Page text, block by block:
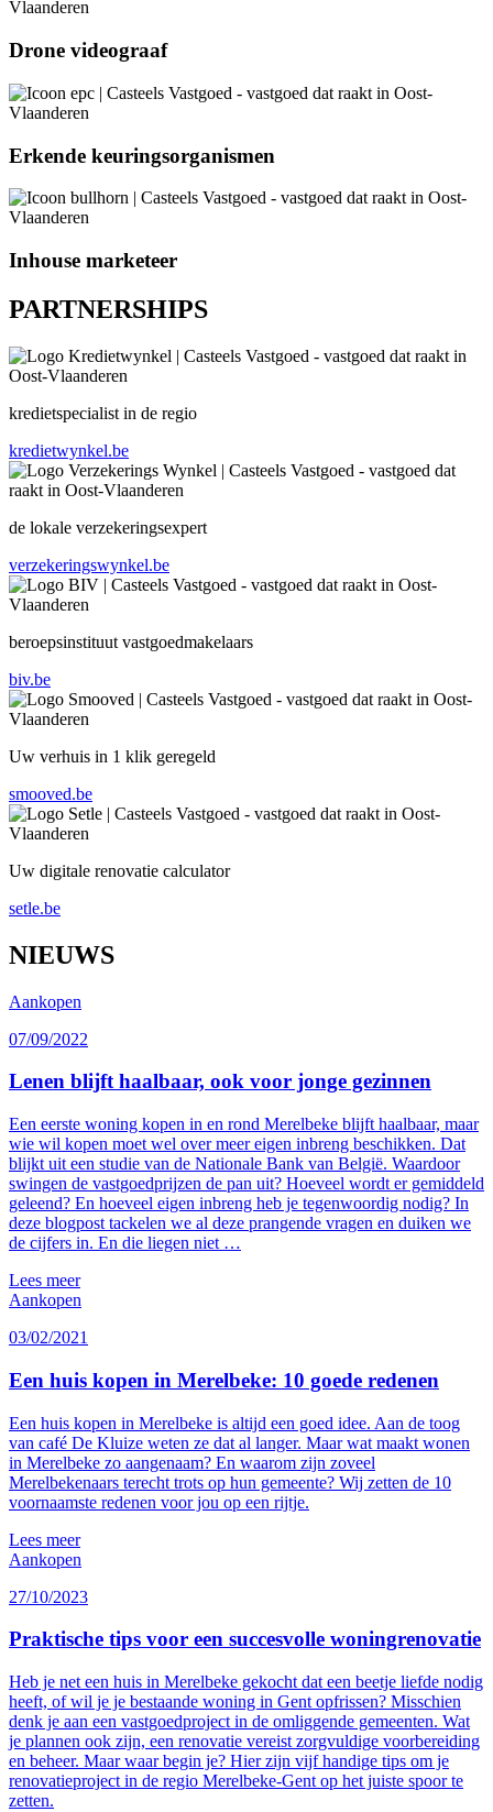
Drone videograaf
Erkende keuringsorganismen
Inhouse marketeer
PARTNERSHIPS
kredietspecialist in de regio
kredietwynkel.be
de lokale verzekeringsexpert
verzekeringswynkel.be
beroepsinstituut vastgoedmakelaars
biv.be
Uw verhuis in 1 klik geregeld
smooved.be
Uw digitale renovatie calculator
setle.be
NIEUWS
Aankopen
07/09/2022
Lenen blijft haalbaar, ook voor jonge gezinnen
Een eerste woning kopen in en rond Merelbeke blijft haalbaar, maar
wie wil kopen moet wel over meer eigen inbreng beschikken. Dat
blijkt uit een studie van de Nationale Bank van België. Waardoor
swingen de vastgoedprijzen de pan uit? Hoeveel wordt er gemiddeld
geleend? En hoeveel eigen inbreng heb je tegenwoordig nodig? In
deze blogpost tackelen we al deze prangende vragen en duiken we
de cijfers in. En die liegen niet …
Lees meer
Aankopen
03/02/2021
Een huis kopen in Merelbeke: 10 goede redenen
Een huis kopen in Merelbeke is altijd een goed idee. Aan de toog
van café De Kluize weten ze dat al langer. Maar wat maakt wonen
in Merelbeke zo aangenaam? En waarom zijn zoveel
Merelbekenaars terecht trots op hun gemeente? Wij zetten de 10
voornaamste redenen voor jou op een rijtje.
Lees meer
Aankopen
27/10/2023
Praktische tips voor een succesvolle woningrenovatie
Heb je net een huis in Merelbeke gekocht dat een beetje liefde nodig
heeft, of wil je je bestaande woning in Gent opfrissen? Misschien
denk je aan een vastgoedproject in de omliggende gemeenten. Wat
je plannen ook zijn, een renovatie vereist zorgvuldige voorbereiding
en beheer. Maar waar begin je? Hier zijn vijf handige tips om je
renovatieproject in de regio Merelbeke-Gent op het juiste spoor te
zetten.